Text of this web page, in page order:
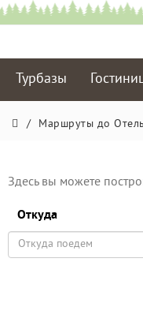
Турбазы
/ Маршруты до
Здесь вы можете
Откуда